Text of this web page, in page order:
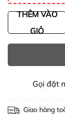
THÊM VÀO
GIỎ
Gọi đặt
Giao hàng